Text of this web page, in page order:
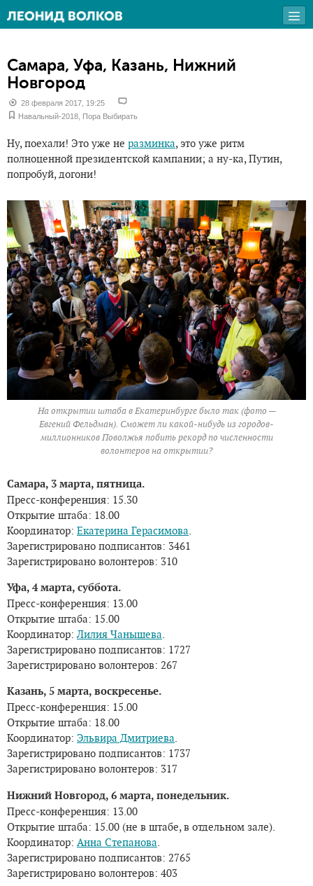
Самара, Уфа, Казань, Нижний
Новгород
28 февраля 2017, 19:25
Навальный-2018 Пора Выбирать
Ну, поехали! Это уже не разминка, это уже ритм
полноценной президентской кампании; а ну-ка, Путин,
попробуй, догони!
На открытии штаба в Екатеринбурге было так (фото —
Евгений Фельдман). Сможет ли какой-нибудь из городов-
миллионников Поволжья побить рекорд по численности
волонтеров на открытии?
Самара, 3 марта, пятница.
Пресс-конференция: 15.30
Открытие штаба: 18.00
Координатор: Екатерина Герасимова.
Зарегистрировано подписантов: 3461
Зарегистрировано волонтеров: 310
Уфа, 4 марта, суббота.
Пресс-конференция: 13.00
Открытие штаба: 15.00
Координатор: Лилия Чанышева.
Зарегистрировано подписантов: 1727
Зарегистрировано волонтеров: 267
Казань, 5 марта, воскресенье.
Пресс-конференция: 15.00
Открытие штаба: 18.00
Координатор: Эльвира Дмитриева.
Зарегистрировано подписантов: 1737
Зарегистрировано волонтеров: 317
Нижний Новгород, 6 марта, понедельник.
Пресс-конференция: 13.00
Открытие штаба: 15.00 (не в штабе, в отдельном зале).
Координатор: Анна Степанова
Зарегистрировано подписантов: 2765
Зарегистрировано волонтеров: 403